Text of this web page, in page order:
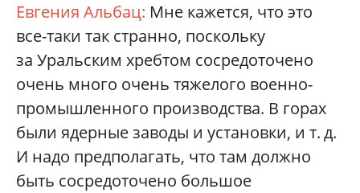
Евгения Альбац: Мне кажется, что это
все-таки так странно, поскольку
за Уральским хребтом сосредоточено
очень много очень тяжелого военно-
промышленного производства. В горах
были ядерные заводы и установки, и т. д.
И надо предполагать, что там должно
быть сосредоточено большое